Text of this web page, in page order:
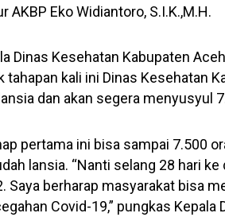
AKBP Eko Widiantoro, S.I.K.,M.H.
Dinas Kesehatan Kabupaten
tahapan kali ini Dinas Kesehatan
dan akan segera menyusyul
pertama ini bisa sampai 7.500
lansia. “Nanti selang 28 hari ke
Saya berharap masyarakat bisa
Covid-19,” pungkas